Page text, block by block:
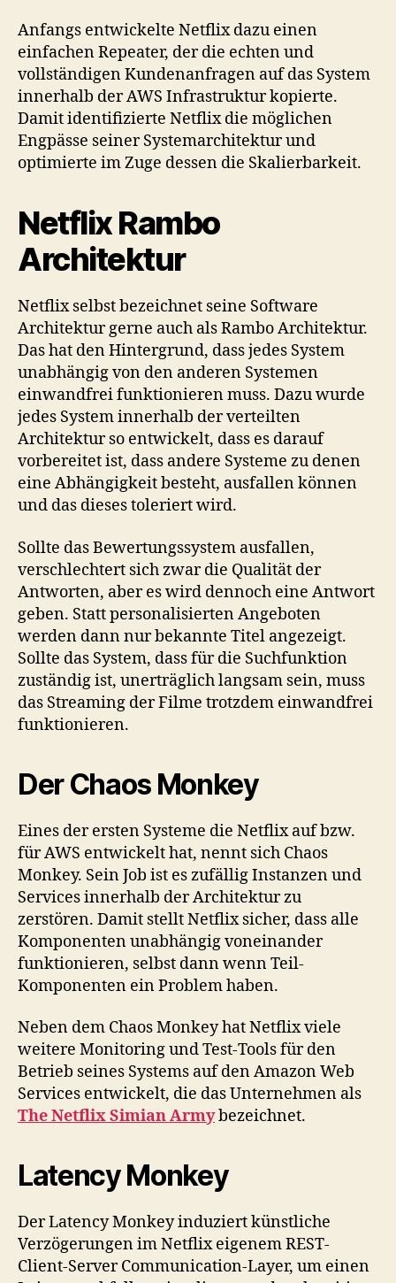
Anfangs entwickelte Netflix dazu einen
einfachen Repeater, der die echten und
vollständigen Kundenanfragen auf das System
innerhalb der AWS Infrastruktur kopierte.
Damit identifizierte Netflix die möglichen
Engpässe seiner Systemarchitektur und
optimierte im Zuge dessen die Skalierbarkeit.
Netflix Rambo
Architektur
Netflix selbst bezeichnet seine Software
Architektur gerne auch als Rambo Architektur.
Das hat den Hintergrund, dass jedes System
unabhängig von den anderen Systemen
einwandfrei funktionieren muss. Dazu wurde
jedes System innerhalb der verteilten
Architektur so entwickelt, dass es darauf
vorbereitet ist, dass andere Systeme zu denen
eine Abhängigkeit besteht, ausfallen können
und das dieses toleriert wird.
Sollte das Bewertungssystem ausfallen,
verschlechtert sich zwar die Qualität der
Antworten, aber es wird dennoch eine Antwort
geben. Statt personalisierten Angeboten
werden dann nur bekannte Titel angezeigt.
Sollte das System, dass für die Suchfunktion
zuständig ist, unerträglich langsam sein, muss
das Streaming der Filme trotzdem einwandfrei
funktionieren.
Der Chaos Monkey
Eines der ersten Systeme die Netflix auf bzw.
für AWS entwickelt hat, nennt sich Chaos
Monkey. Sein Job ist es zufällig Instanzen und
Services innerhalb der Architektur zu
zerstören. Damit stellt Netflix sicher, dass alle
Komponenten unabhängig voneinander
funktionieren, selbst dann wenn Teil-
Komponenten ein Problem haben.
Neben dem Chaos Monkey hat Netflix viele
weitere Monitoring und Test-Tools für den
Betrieb seines Systems auf den Amazon Web
Services entwickelt, die das Unternehmen als
The Netflix Simian Armybezeichnet.
Latency Monkey
Der Latency Monkey induziert künstliche
Verzögerungen im Netflix eigenem REST-
Client-Server Communication-Layer, um einen